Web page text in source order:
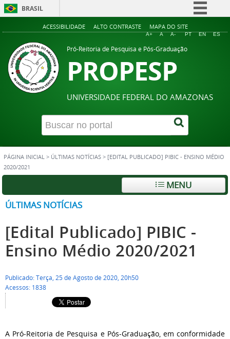
BRASIL
Simplifique!
Acesso à informação
ACESSIBILIDADE ALTO CONTRASTE MAPA DO SITE
A+ A A- PT EN ES
Pró-Reitoria de Pesquisa e Pós-Graduação
PROPESP
UNIVERSIDADE FEDERAL DO AMAZONAS
PÁGINA INICIAL > ÚLTIMAS NOTÍCIAS > [EDITAL PUBLICADO] PIBIC - ENSINO MÉDIO
2020/2021
MENU
ÚLTIMAS NOTÍCIAS
[Edital Publicado] PIBIC -
Ensino Médio 2020/2021
Publicado: Terça, 25 de Agosto de 2020, 20h50
Acessos: 1838
A Pró-Reitoria de Pesquisa e Pós-Graduação, em conformidade